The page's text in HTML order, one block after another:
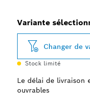
Variante
Changer de
Stock limité
Le délai de livraison
ouvrables